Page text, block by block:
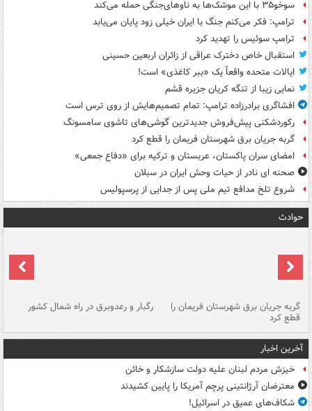
سوخو۳۵ با این موشک‌ها به ناوهای‌جنگی حمله می‌کند
ترامپ: فکر می‌کنم جنگ با ایران خیلی زود پایان می‌یابد
ترامپ سوئیس را تهدید کرد
استقبال خاص دخترک عراقی از زائران اربعین حسینی
ایالات متحده واقعاً یک «ببر کاغذی» است!
نمایی زیبا از تنگه کریان جزیره قشم
افشاگری برادرزاده ترامپ: تمام تصمیم‌هایش از روی ترس است
رکوردشکنی پیش‌فروش جدیدترین گوشی‌های تاشوی سامسونگ
گربه جریان برق شهرستان فریمان را قطع کرد
امضای سران پاکستان، عربستان و ترکیه برای «دفاع جمعی»
صحنه ای نادر از حیات وحش ایران در سبلان
شروع تلخ مدافع تیم ملی پس از جدایی از پرسپولیس
حوادث
گربه جریان برق شهرستان فریمان را
قطع کرد
رگبار و رعدوبرق در راه شمال کشور
آخرین اخبار
خیزش مردم لبنان علیه دولت سازشکار و خائن
معترضان آرژانتینی پرچم آمریکا را پایین کشیدند
شکاف‌های عمیق در اسرائیل!